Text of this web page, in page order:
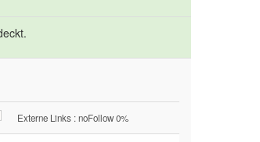
Externe Links : noFollow 0%